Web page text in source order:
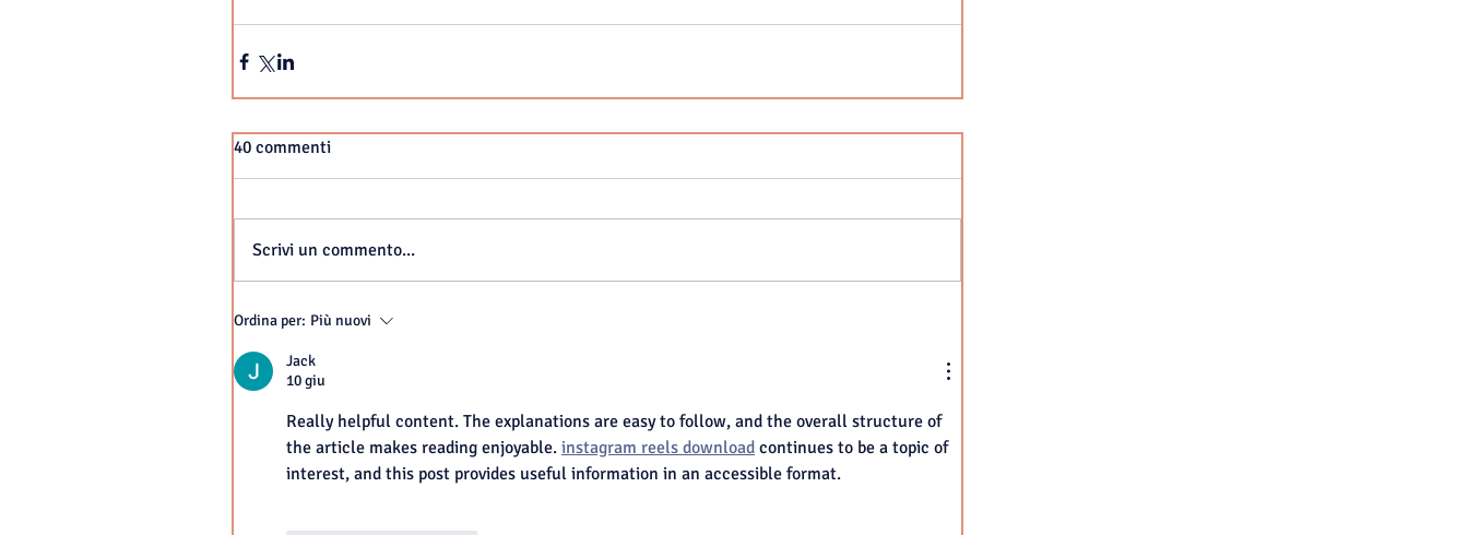
40 commenti
Scrivi un commento...
Ordina per: Più nuovi
Jack
10 giu
Really helpful content. The explanations are easy to follow, and the overall structure of
the article makes reading enjoyable. instagram reels download continues to be a topic of
interest, and this post provides useful information in an accessible format.